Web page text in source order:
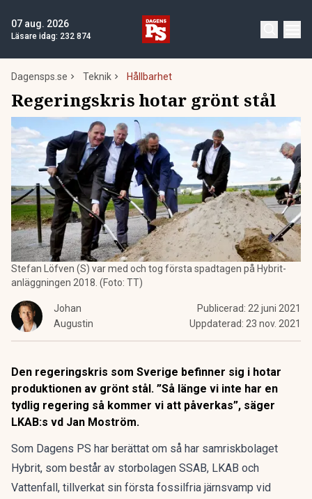
07 aug. 2026
Läsare idag: 232 874
Dagensps.se Teknik Hållbarhet
Regeringskris hotar grönt stål
Stefan Löfven (S) var med och tog första spadtagen på Hybrit-
anläggningen 2018. (Foto: TT)
Johan
Augustin
Publicerad: 22 juni 2021
Uppdaterad: 23 nov. 2021
Den regeringskris som Sverige befinner sig i hotar
produktionen av grönt stål. ”Så länge vi inte har en
tydlig regering så kommer vi att påverkas”, säger
LKAB:s vd Jan Moström.
Som Dagens PS har berättat om så har samriskbolaget
Hybrit, som består av storbolagen SSAB, LKAB och
Vattenfall, tillverkat sin första fossilfria järnsvamp vid